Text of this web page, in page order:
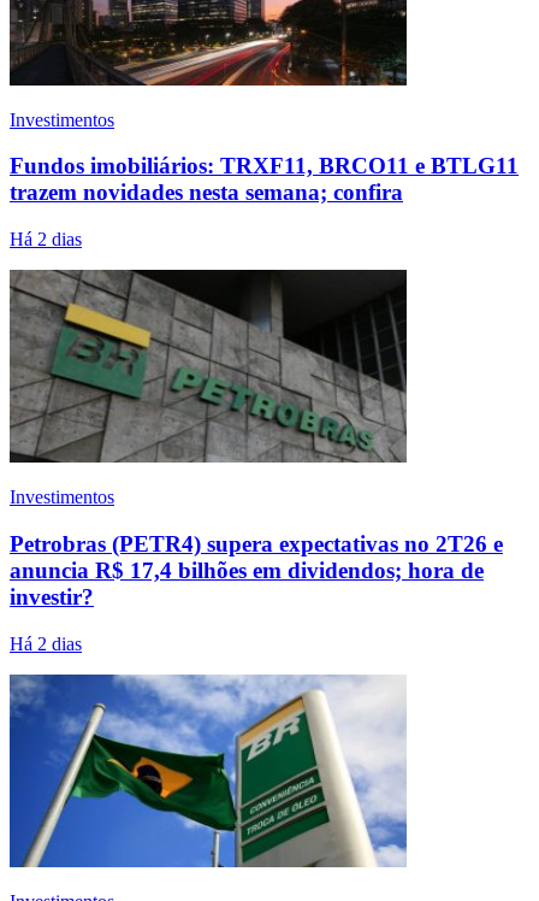
Investimentos
Fundos imobiliários: TRXF11, BRCO11 e BTLG11
trazem novidades nesta semana; confira
Há 2 dias
Investimentos
Petrobras (PETR4) supera expectativas no 2T26 e
anuncia R$ 17,4 bilhões em dividendos; hora de
investir?
Há 2 dias